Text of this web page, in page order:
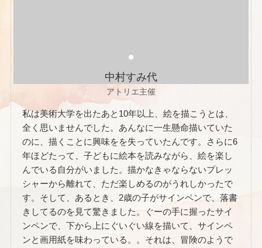
中村すみ代
アトリエ主催
私は美術大学を出たあと10年以上、絵を描こうとは、
全く思いませんでした。あんなに一生懸命描いていた
のに、描くことに興味をを失っていたんです。さらに6
年ほどたって、子どもに絵本を読みながら、絵を楽し
んでいる自分がいました。描かなきゃならないプレッ
シャーから離れて、ただ楽しめるのがうれしかったで
す。そして、あるとき、2歳の子がサインペンで、落書
きしてるのを見て驚きました。ぐーの手に握ったサイ
ンペンで、下から上にぐいぐい線を描いて、サインペ
ンと画用紙を味わっている。。それは、冒険のようで